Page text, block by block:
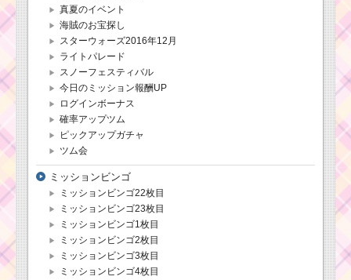
真夏のイベント
海賊のお宝探し
スターウォーズ2016年12月
ライトパレード
スノーフェスティバル
今日のミッション報酬UP
ログインボーナス
確率アップツム
ピックアップガチャ
ツム会
ミッションビンゴ
ミッションビンゴ22枚目
ミッションビンゴ23枚目
ミッションビンゴ1枚目
ミッションビンゴ2枚目
ミッションビンゴ3枚目
ミッションビンゴ4枚目